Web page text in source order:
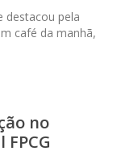
destacou pela
café da manhã,
no